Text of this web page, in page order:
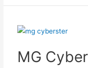
–
wybór
tylko
MG